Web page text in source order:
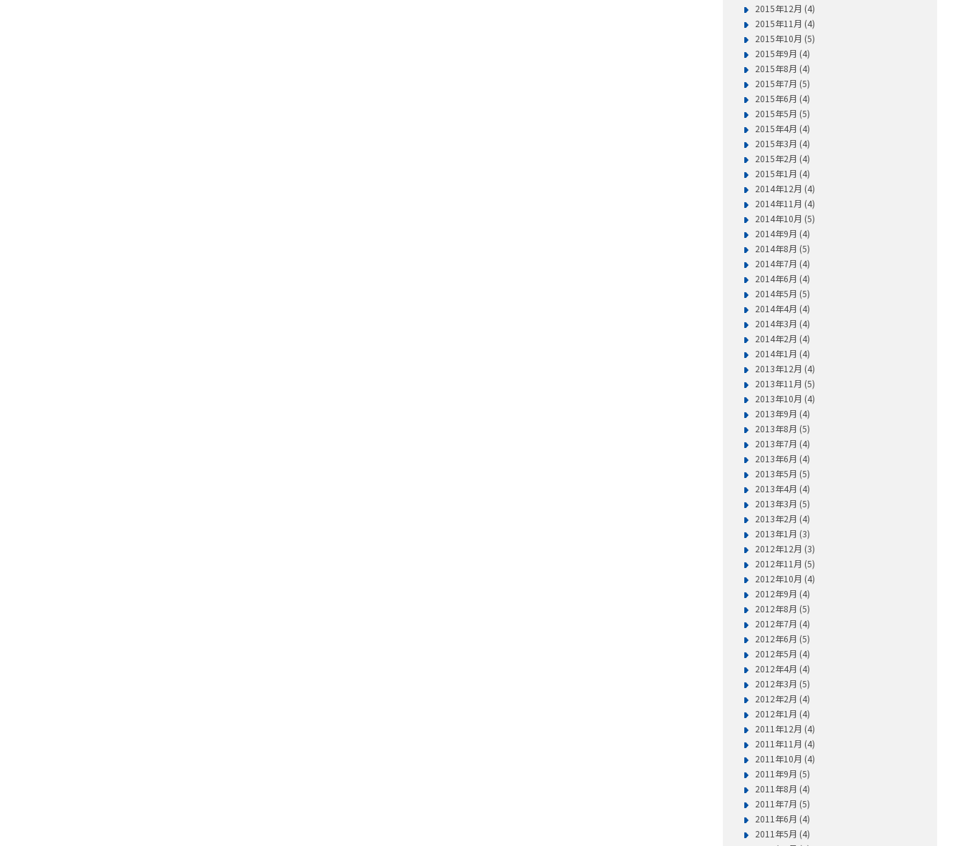
2015年12月 (4)
2015年11月 (4)
2015年10月 (5)
2015年9月 (4)
2015年8月 (4)
2015年7月 (5)
2015年6月 (4)
2015年5月 (5)
2015年4月 (4)
2015年3月 (4)
2015年2月 (4)
2015年1月 (4)
2014年12月 (4)
2014年11月 (4)
2014年10月 (5)
2014年9月 (4)
2014年8月 (5)
2014年7月 (4)
2014年6月 (4)
2014年5月 (5)
2014年4月 (4)
2014年3月 (4)
2014年2月 (4)
2014年1月 (4)
2013年12月 (4)
2013年11月 (5)
2013年10月 (4)
2013年9月 (4)
2013年8月 (5)
2013年7月 (4)
2013年6月 (4)
2013年5月 (5)
2013年4月 (4)
2013年3月 (5)
2013年2月 (4)
2013年1月 (3)
2012年12月 (3)
2012年11月 (5)
2012年10月 (4)
2012年9月 (4)
2012年8月 (5)
2012年7月 (4)
2012年6月 (5)
2012年5月 (4)
2012年4月 (4)
2012年3月 (5)
2012年2月 (4)
2012年1月 (4)
2011年12月 (4)
2011年11月 (4)
2011年10月 (4)
2011年9月 (5)
2011年8月 (4)
2011年7月 (5)
2011年6月 (4)
2011年5月 (4)